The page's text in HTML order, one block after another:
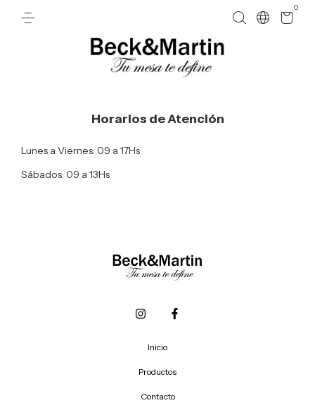
0
Horarios de Atención
Lunes a Viernes: 09 a 17Hs
Sábados: 09 a 13Hs
Inicio
Productos
Contacto